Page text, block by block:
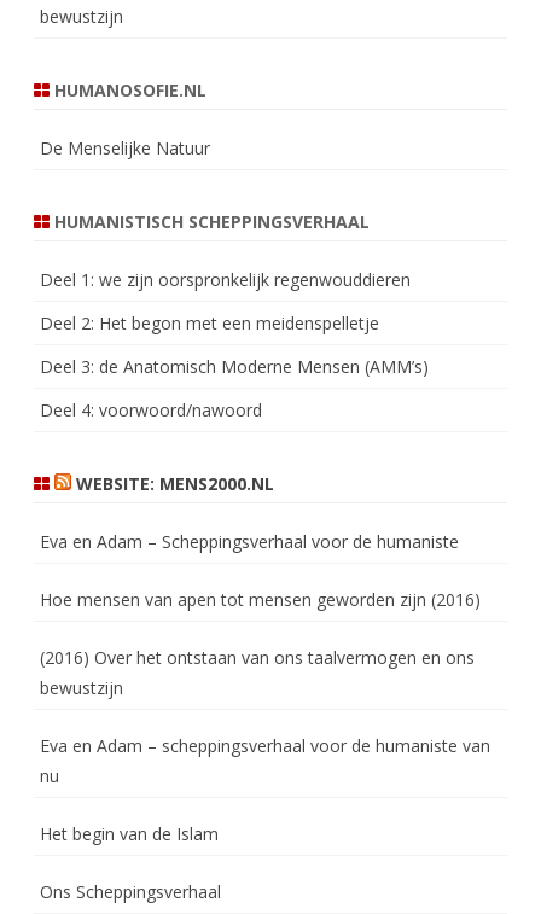
bewustzijn
HUMANOSOFIE.NL
De Menselijke Natuur
HUMANISTISCH SCHEPPINGSVERHAAL
Deel 1: we zijn oorspronkelijk regenwouddieren
Deel 2: Het begon met een meidenspelletje
Deel 3: de Anatomisch Moderne Mensen (AMM’s)
Deel 4: voorwoord/nawoord
WEBSITE: MENS2000.NL
Eva en Adam – Scheppingsverhaal voor de humaniste
Hoe mensen van apen tot mensen geworden zijn (2016)
(2016) Over het ontstaan van ons taalvermogen en ons
bewustzijn
Eva en Adam – scheppingsverhaal voor de humaniste van
nu
Het begin van de Islam
Ons Scheppingsverhaal